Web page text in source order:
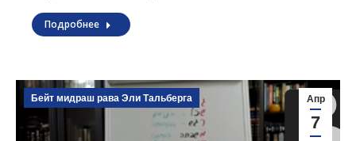
Подробнее
Апр
7
Бейт мидраш рава Эли Тальберга